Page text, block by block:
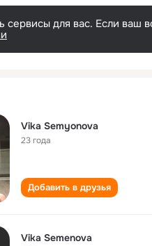
для вас. Если ваш
Vika Semyonova
23 года
Добавить в друзья
Vika Semenova